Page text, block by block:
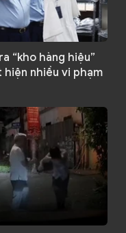
“kho hàng hiệu”
nhiều vi phạm